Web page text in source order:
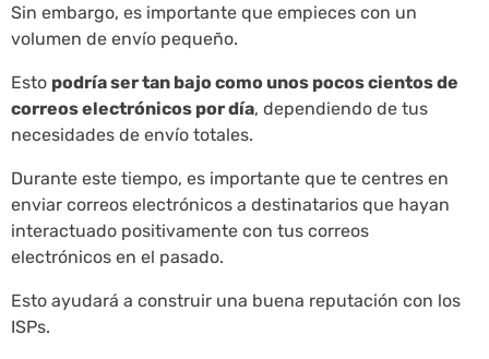
Sin embargo, es importante que empieces con un
volumen de envío pequeño.
Esto podría ser tan bajo como unos pocos cientos de
correos electrónicos por día, dependiendo de tus
necesidades de envío totales.
Durante este tiempo, es importante que te centres en
enviar correos electrónicos a destinatarios que hayan
interactuado positivamente con tus correos
electrónicos en el pasado.
Esto ayudará a construir una buena reputación con los
ISPs.